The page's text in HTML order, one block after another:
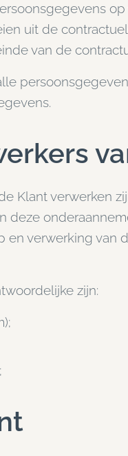
uit de
van de
Klant verwerken
deze
en verwerking van
zijn: